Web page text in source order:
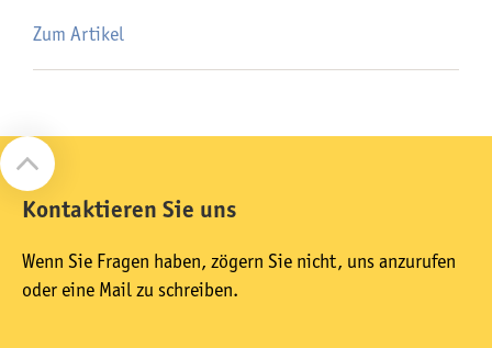
Zum Artikel
Kontaktieren Sie uns
Wenn Sie Fragen haben, zögern Sie nicht, uns anzurufen
oder eine Mail zu schreiben.